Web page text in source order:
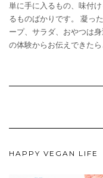
単に手に入るもの、味付
るものばかりです。 凝っ
ープ、サラダ、おやつは
の体験からお伝えできた
HAPPY VEGAN LIFE